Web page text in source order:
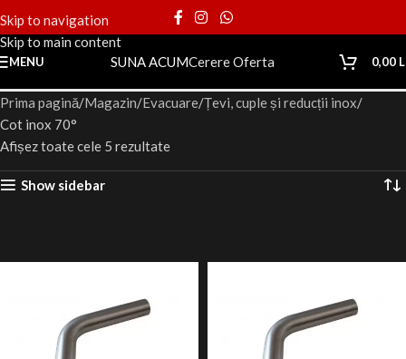
Skip to navigation
Skip to main content
MENU SUNA ACUMCerere Oferta 0,00
Prima pagină Magazin Evacuare Țevi, cuple și reducții inox
Cot inox 70°
Afișez toate cele 5 rezultate
Show sidebar